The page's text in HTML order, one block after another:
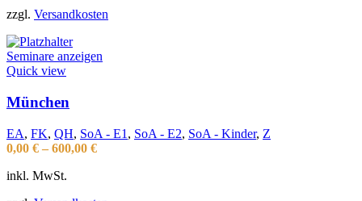
zzgl. Versandkosten
Seminare anzeigen
Quick view
München
EA, FK, QH, SoA - E1 , SoA - E2, SoA - Kinder, Z
0,00 € – 600,00 €
inkl. MwSt.